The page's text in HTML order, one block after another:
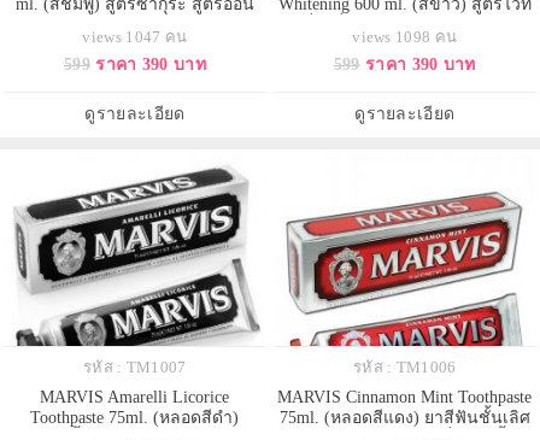
ml. (สีชมพู) สูตรซากุระ สูตรอ่อน
แอลกอฮอล์สามารถใช้ได้ น้ำยาบ้วน
ปากสูตรอ่อนโยน น้ำยาสีชาเหมือน
ที่สุด เพราะมีกลิ่นหอมซากุระ หรือถ้า
จะให้นึกออกก็คือฟีลลิ่งแบบกลิ่น
views 1047 คน
599 ราคา 390 บาท
ดูรายละเอียด
Whitening 600 ml. (สีขาว) สูตรไวท์
ขึ้น น้ำยาบ้วนปากสูตรไวท์เทนนิ่ง
จะมีกลิ่นหอมสดชื่น กลิ่นออกเมนท
บ้วนปากเป็นสีใสเหมือนน้ำเปล่า
สูตรนี้จะไม่ช่วยดึงคราบโปรตีน เน้น
views 1098 คน
599 ราคา 390 บาท
ดูรายละเอียด
รหัส : TM1007
MARVIS Amarelli Licorice
Toothpaste 75ml. (หลอดสีดำ)
รหัส : TM1006
MARVIS Cinnamon Mint Toothpaste
75ml. (หลอดสีแดง) ยาสีฟันชั้นเลิศ